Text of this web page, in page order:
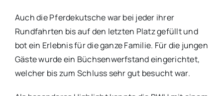
Auch die Pferdekutsche war bei jeder ihrer
Rundfahrten bis auf den letzten Platz gefüllt und
bot ein Erlebnis für die ganze Familie. Für die jungen
Gäste wurde ein Büchsenwerfstand eingerichtet,
welcher bis zum Schluss sehr gut besucht war.